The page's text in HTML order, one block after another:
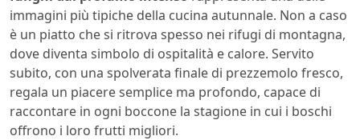
immagini più tipiche della cucina autunnale. Non a caso
è un piatto che si ritrova spesso nei rifugi di montagna,
dove diventa simbolo di ospitalità e calore. Servito
subito, con una spolverata finale di prezzemolo fresco,
regala un piacere semplice ma profondo, capace di
raccontare in ogni boccone la stagione in cui i boschi
offrono i loro frutti migliori.